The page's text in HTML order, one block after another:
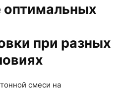
при разных
смеси на